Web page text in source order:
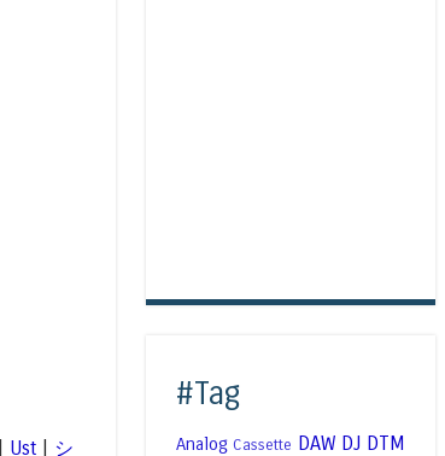
Ust シ
#Tag
Analog Cassette DAW DJ DTM